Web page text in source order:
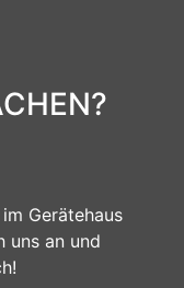
Gerätehaus
uns an und